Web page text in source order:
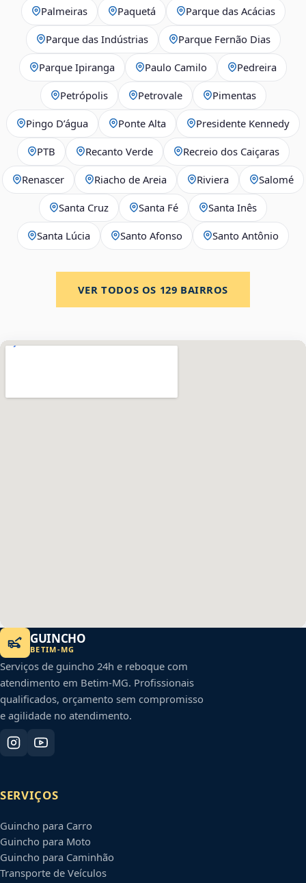
Palmeiras Paquetá Parque das Acácias
Parque das Indústrias Parque Fernão Dias
Parque Ipiranga Paulo Camilo Pedreira
Petrópolis Petrovale Pimentas
Pingo D’água Ponte Alta Presidente Kennedy
PTB Recanto Verde Recreio dos Caiçaras
Renascer Riacho de Areia Riviera Salomé
Santa Cruz Santa Fé Santa Inês
Santa Lúcia Santo Afonso Santo Antônio
VER TODOS OS 129 BAIRROS
GUINCHO
BETIM-MG
Serviços de guincho 24h e reboque com
atendimento em Betim-MG. Profissionais
qualificados, orçamento sem compromisso
e agilidade no atendimento.
SERVIÇOS
Guincho para Carro
Guincho para Moto
Guincho para Caminhão
Transporte de Veículos